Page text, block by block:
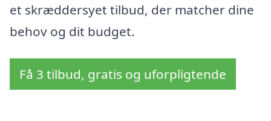
et skræddersyet tilbud, der matcher dine
behov og dit budget.
Få 3 tilbud, gratis og uforpligtende